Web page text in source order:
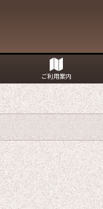
ご利用案内